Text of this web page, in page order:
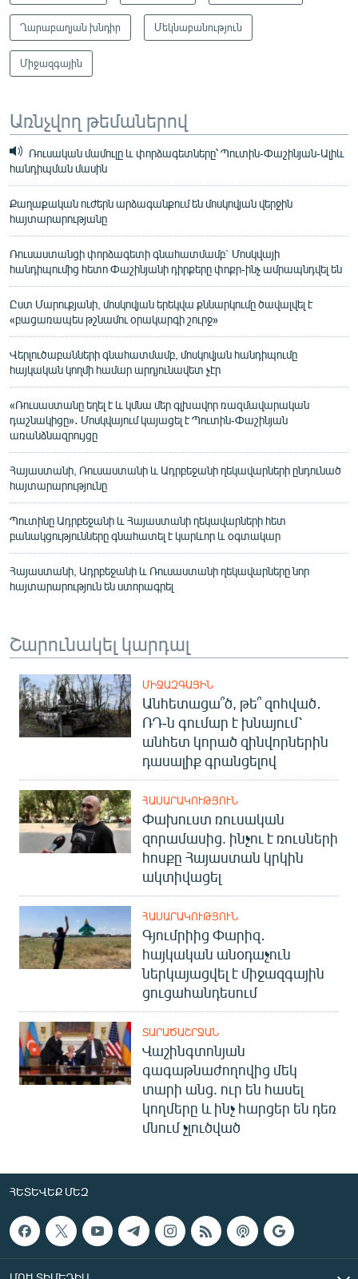
Ղարաբաղյան խնդիր Մեկնաբանություն
Միջազգային
Առնչվող թեմաներով
Ռուսական մամուլը և փորձագետները՝ Պուտին-Փաշինյան-Ալիև
հանդիպման մասին
Քաղաքական ուժերն արձագանքում են մոսկովյան վերջին
հայտարարությանը
Ռուսաստանցի փորձագետի գնահատմամբ` Մոսկվայի
հանդիպումից հետո Փաշինյանի դիրքերը փոքր-ինչ ամրապնդվել են
Ըստ Մարուքյանի, մոսկովյան երեկվա քննարկումը ծավալվել է
«բացառապես թշնամու օրակարգի շուրջ»
Վերլուծաբանների գնահատմամբ, մոսկովյան հանդիպումը
հայկական կողմի համար արդյունավետ չէր
«Ռուսաստանը եղել է և կմնա մեր գլխավոր ռազմավարական
դաշնակիցը»․ Մոսկվայում կայացել է Պուտին-Փաշինյան
առանձնազրույցը
Հայաստանի, Ռուսաստանի և Ադրբեջանի ղեկավարների ընդունած
հայտարարությունը
Պուտինը Ադրբեջանի և Հայաստանի ղեկավարների հետ
բանակցությունները գնահատել է կարևոր և օգտակար
Հայաստանի, Ադրբեջանի և Ռուսաստանի ղեկավարները նոր
հայտարարություն են ստորագրել
Շարունակել կարդալ
ՄԻՋԱԶԳԱՅԻՆ
Անհետացա՞ծ, թե՞ զոհված․
ՌԴ-ն գումար է խնայում՝
անհետ կորած զինվորներին
դասալիք գրանցելով
ՀԱՍԱՐԱԿՈՒԹՅՈՒՆ
Փախուստ ռուսական
զորամասից. ինչու է ռուսների
հոսքը Հայաստան կրկին
ակտիվացել
ՀԱՍԱՐԱԿՈՒԹՅՈՒՆ
Գյումրիից Փարիզ․
հայկական անօդաչուն
ներկայացվել է միջազգային
ցուցահանդեսում
ՏԱՐԱԾԱՇՐՋԱՆ
Վաշինգտոնյան
գագաթնաժողովից մեկ
տարի անց. ուր են հասել
կողմերը և ինչ հարցեր են դեռ
մնում չլուծված
ՀԵՏԵՎԵՔ ՄԵԶ